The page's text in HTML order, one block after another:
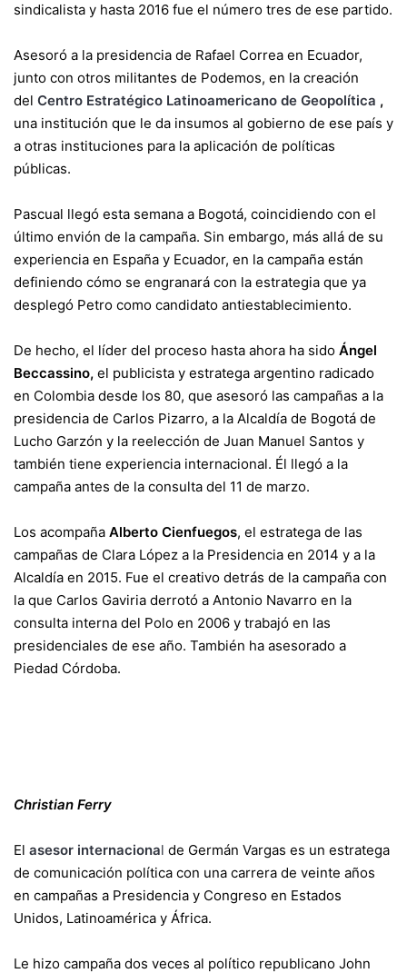
sindicalista y hasta 2016 fue el número tres de ese partido.
Asesoró a la presidencia de Rafael Correa en Ecuador,
junto con otros militantes de Podemos, en la creación
del Centro Estratégico Latinoamericano de Geopolítica ,
una institución que le da insumos al gobierno de ese país y
a otras instituciones para la aplicación de políticas
públicas.
Pascual llegó esta semana a Bogotá, coincidiendo con el
último envión de la campaña. Sin embargo, más allá de su
experiencia en España y Ecuador, en la campaña están
definiendo cómo se engranará con la estrategia que ya
desplegó Petro como candidato antiestablecimiento.
De hecho, el líder del proceso hasta ahora ha sido Ángel
Beccassino, el publicista y estratega argentino radicado
en Colombia desde los 80, que asesoró las campañas a la
presidencia de Carlos Pizarro, a la Alcaldía de Bogotá de
Lucho Garzón y la reelección de Juan Manuel Santos y
también tiene experiencia internacional. Él llegó a la
campaña antes de la consulta del 11 de marzo.
Los acompaña Alberto Cienfuegos, el estratega de las
campañas de Clara López a la Presidencia en 2014 y a la
Alcaldía en 2015. Fue el creativo detrás de la campaña con
la que Carlos Gaviria derrotó a Antonio Navarro en la
consulta interna del Polo en 2006 y trabajó en las
presidenciales de ese año. También ha asesorado a
Piedad Córdoba.
Christian Ferry
El asesor internacional de Germán Vargas es un estratega
de comunicación política con una carrera de veinte años
en campañas a Presidencia y Congreso en Estados
Unidos, Latinoamérica y África.
Le hizo campaña dos veces al político republicano John